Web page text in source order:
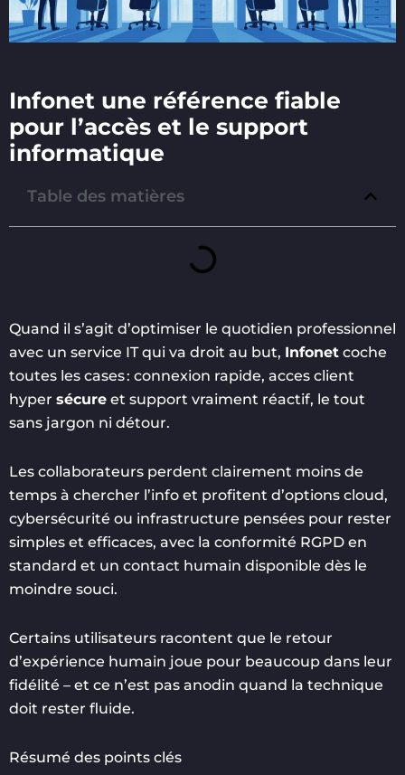
Infonet une référence fiable
pour l’accès et le support
informatique
Table des matières
Quand il s’agit d’optimiser le quotidien professionnel
avec un service IT qui va droit au but, Infonet coche
toutes les cases : connexion rapide, acces client
hyper sécure et support vraiment réactif, le tout
sans jargon ni détour.
Les collaborateurs perdent clairement moins de
temps à chercher l’info et profitent d’options cloud,
cybersécurité ou infrastructure pensées pour rester
simples et efficaces, avec la conformité RGPD en
standard et un contact humain disponible dès le
moindre souci.
Certains utilisateurs racontent que le retour
d’expérience humain joue pour beaucoup dans leur
fidélité – et ce n’est pas anodin quand la technique
doit rester fluide.
Résumé des points clés